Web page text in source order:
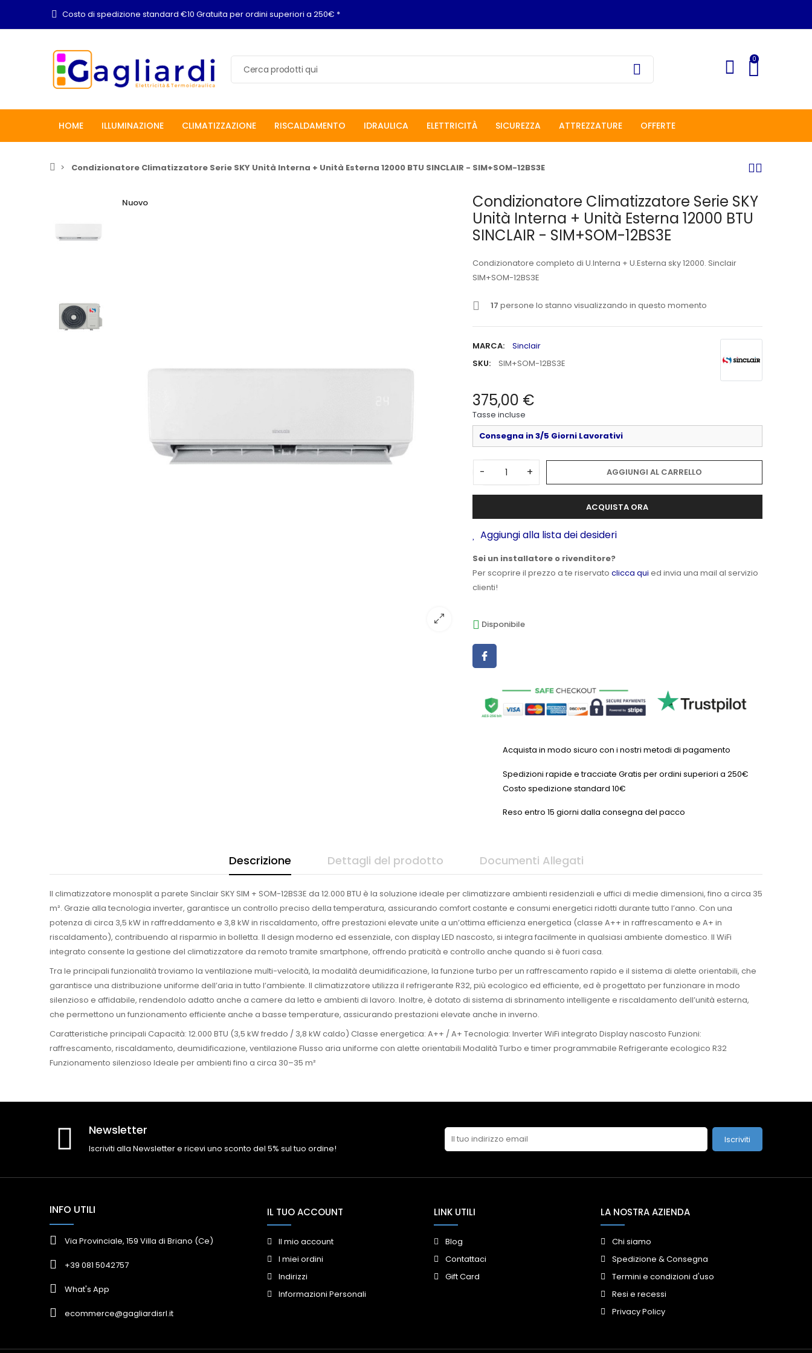
Costo di spedizione standard €10 Gratuita per ordini superiori a 250€ *
0
HOME ILLUMINAZIONE CLIMATIZZAZIONE RISCALDAMENTO IDRAULICA ELETTRICITÀ SICUREZZA ATTREZZATURE OFFERTE
Condizionatore Climatizzatore Serie SKY Unità Interna + Unità Esterna 12000 BTU SINCLAIR - SIM+SOM-12BS3E
Nuovo
Condizionatore Climatizzatore Serie SKY
Unità Interna + Unità Esterna 12000 BTU
SINCLAIR - SIM+SOM-12BS3E
Condizionatore completo di U.Interna + U.Esterna sky 12000. Sinclair
SIM+SOM-12BS3E
17 persone lo stanno visualizzando in questo momento
MARCA:
Sinclair
SKU:
SIM+SOM-12BS3E
375,00 €
Tasse incluse
Consegna in 3/5 Giorni Lavorativi
- + AGGIUNGI AL CARRELLO
ACQUISTA ORA
Aggiungi alla lista dei desideri
Sei un installatore o rivenditore?
Per scoprire il prezzo a te riservato clicca qui ed invia una mail al servizio
clienti!
Disponibile
Acquista in modo sicuro con i nostri metodi di pagamento
Spedizioni rapide e tracciate Gratis per ordini superiori a 250€
Costo spedizione standard 10€
Reso entro 15 giorni dalla consegna del pacco
Descrizione Dettagli del prodotto Documenti Allegati
Il climatizzatore monosplit a parete Sinclair SKY SIM + SOM-12BS3E da 12.000 BTU è la soluzione ideale per climatizzare ambienti residenziali e uffici di medie dimensioni, fino a circa 35
m². Grazie alla tecnologia inverter, garantisce un controllo preciso della temperatura, assicurando comfort costante e consumi energetici ridotti durante tutto l’anno. Con una
potenza di circa 3,5 kW in raffreddamento e 3,8 kW in riscaldamento, offre prestazioni elevate unite a un’ottima efficienza energetica (classe A++ in raffrescamento e A+ in
riscaldamento), contribuendo al risparmio in bolletta. Il design moderno ed essenziale, con display LED nascosto, si integra facilmente in qualsiasi ambiente domestico. Il WiFi
integrato consente la gestione del climatizzatore da remoto tramite smartphone, offrendo praticità e controllo anche quando si è fuori casa.
Tra le principali funzionalità troviamo la ventilazione multi-velocità, la modalità deumidificazione, la funzione turbo per un raffrescamento rapido e il sistema di alette orientabili, che
garantisce una distribuzione uniforme dell’aria in tutto l’ambiente. Il climatizzatore utilizza il refrigerante R32, più ecologico ed efficiente, ed è progettato per funzionare in modo
silenzioso e affidabile, rendendolo adatto anche a camere da letto e ambienti di lavoro. Inoltre, è dotato di sistema di sbrinamento intelligente e riscaldamento dell’unità esterna,
che permettono un funzionamento efficiente anche a basse temperature, assicurando prestazioni elevate anche in inverno.
Caratteristiche principali Capacità: 12.000 BTU (3,5 kW freddo / 3,8 kW caldo) Classe energetica: A++ / A+ Tecnologia: Inverter WiFi integrato Display nascosto Funzioni:
raffrescamento, riscaldamento, deumidificazione, ventilazione Flusso aria uniforme con alette orientabili Modalità Turbo e timer programmabile Refrigerante ecologico R32
Funzionamento silenzioso Ideale per ambienti fino a circa 30–35 m²
Newsletter
Iscriviti alla Newsletter e ricevi uno sconto del 5% sul tuo ordine!
Iscriviti
INFO UTILI
Via Provinciale, 159 Villa di Briano (Ce)
+39 081 5042757
What's App
ecommerce@gagliardisrl.it
IL TUO ACCOUNT
Il mio account
I miei ordini
Indirizzi
Informazioni Personali
LINK UTILI
Blog
Contattaci
Gift Card
LA NOSTRA AZIENDA
Chi siamo
Spedizione & Consegna
Termini e condizioni d'uso
Resi e recessi
Privacy Policy